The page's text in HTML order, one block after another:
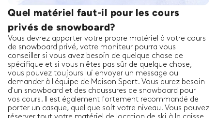
Quel matériel faut-il pour les cours
privés de snowboard?
Vous devrez apporter votre propre matériel à votre cours
de snowboard privé, votre moniteur pourra vous
conseiller si vous avez besoin de quelque chose de
spécifique et si vous n'êtes pas sûr de quelque chose,
vous pouvez toujours lui envoyer un message ou
demander à l'équipe de Maison Sport. Vous aurez besoin
d'un snowboard et des chaussures de snowboard pour
vos cours. Il est également fortement recommandé de
porter un casque, quel que soit votre niveau. Vous pouvez